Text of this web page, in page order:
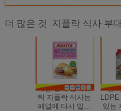
더 많은 것 지플락 식사 부대
빠른 물개 플라스
틱 지플락 식사는
패널에 다시 밀봉
관
LDPE
있는